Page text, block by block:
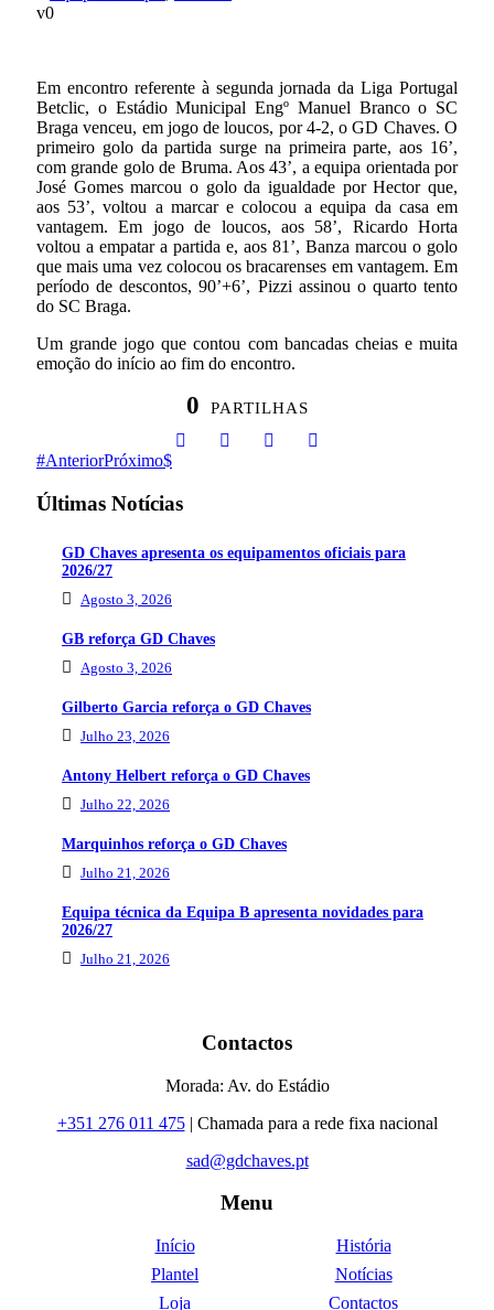
0
Em encontro referente à segunda jornada da Liga Portugal
Betclic, o Estádio Municipal Engº Manuel Branco o SC
Braga venceu, em jogo de loucos, por 4-2, o GD Chaves. O
primeiro golo da partida surge na primeira parte, aos 16’,
com grande golo de Bruma. Aos 43’, a equipa orientada por
José Gomes marcou o golo da igualdade por Hector que,
aos 53’, voltou a marcar e colocou a equipa da casa em
vantagem. Em jogo de loucos, aos 58’, Ricardo Horta
voltou a empatar a partida e, aos 81’, Banza marcou o golo
que mais uma vez colocou os bracarenses em vantagem. Em
período de descontos, 90’+6’, Pizzi assinou o quarto tento
do SC Braga.
Um grande jogo que contou com bancadas cheias e muita
emoção do início ao fim do encontro.
0 PARTILHAS
AnteriorPróximo
Últimas Notícias
GD Chaves apresenta os equipamentos oficiais para
2026/27
Agosto 3, 2026
GB reforça GD Chaves
Agosto 3, 2026
Gilberto Garcia reforça o GD Chaves
Julho 23, 2026
Antony Helbert reforça o GD Chaves
Julho 22, 2026
Marquinhos reforça o GD Chaves
Julho 21, 2026
Equipa técnica da Equipa B apresenta novidades para
2026/27
Julho 21, 2026
Contactos
Morada: Av. do Estádio
+351 276 011 475| Chamada para a rede fixa nacional
sad@gdchaves.pt
Menu
Início
História
Plantel
Notícias
Loja
Contactos